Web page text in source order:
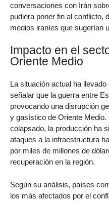
conversaciones con Irán
pudiera poner fin al conflicto,
medios iraníes que sugerían
Impacto en el
Oriente Medio
La situación actual ha
señalar que la guerra entre
provocando una disrupción
y gasístico de Oriente
colapsado, la producción ha
ataques a la infraestructura
por miles de millones de
recuperación en la región.
Según su análisis, países
los más afectados por el